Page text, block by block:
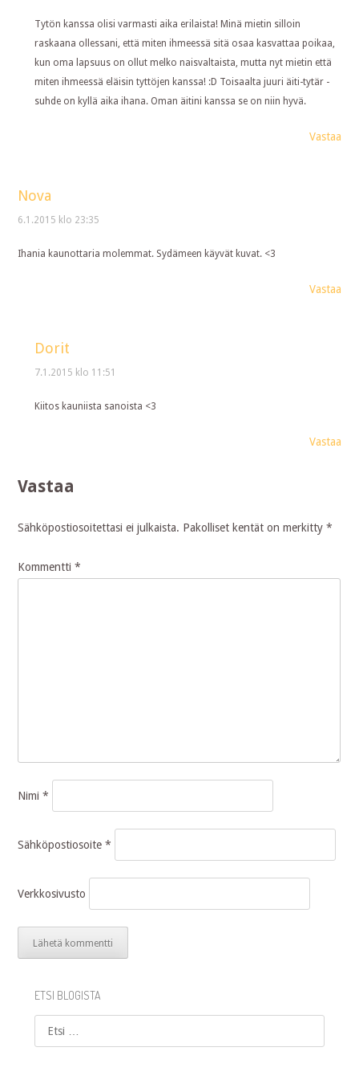
Tytön kanssa olisi varmasti aika erilaista! Minä mietin silloin
raskaana ollessani, että miten ihmeessä sitä osaa kasvattaa poikaa,
kun oma lapsuus on ollut melko naisvaltaista, mutta nyt mietin että
miten ihmeessä eläisin tyttöjen kanssa! :D Toisaalta juuri äiti-tytär -
suhde on kyllä aika ihana. Oman äitini kanssa se on niin hyvä.
Vastaa
Nova
6.1.2015 klo 23:35
Ihania kaunottaria molemmat. Sydämeen käyvät kuvat. <3
Vastaa
Dorit
7.1.2015 klo 11:51
Kiitos kauniista sanoista <3
Vastaa
Vastaa
Sähköpostiosoitettasi ei julkaista. Pakolliset kentät on merkitty*
Kommentti*
Nimi*
Sähköpostiosoite*
Verkkosivusto
ETSI BLOGISTA
Etsi